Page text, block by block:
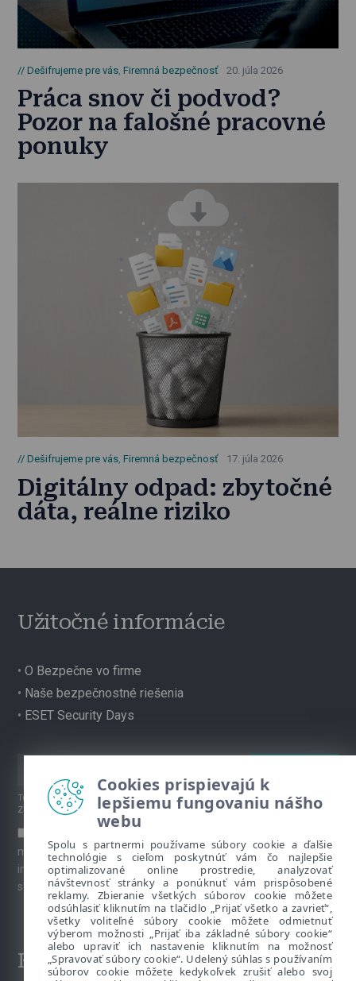
Dešifrujeme pre vás ,Firemná bezpečnosť 20. júla 2026
Práca snov či podvod?
Pozor na falošné pracovné
ponuky
Dešifrujeme pre vás,Firemná bezpečnosť 17. júla 2026
Digitálny odpad: zbytočné
dáta, reálne riziko
Užitočné informácie
•O Bezpečne vo firme
• Naše bezpečnostné riešenia
• ESET Security Days
Túto stránku chráni reCAPTCHA, platiaPravidlá ochrany súkromiaa
Zmluvné podmienkyspoločnosti Google.
marketingových materiálov prostredníctvom emailu. Viac
informácií o spracúvaní osobných údajov je k dispozícii na
stránke venovanej
Ochrane súkromia.
Kontakt
Cookies prispievajú k
lepšiemu fungovaniu nášho
webu
Spolu s partnermi používame súbory cookie a ďalšie
technológie s cieľom poskytnúť vám čo najlepšie
optimalizované online prostredie, analyzovať
návštevnosť stránky a ponúknuť vám prispôsobené
reklamy. Zbieranie všetkých súborov cookie môžete
odsúhlasiť kliknutím na tlačidlo „Prijať všetko a zavrieť“,
všetky voliteľné súbory cookie môžete odmietnuť
výberom možnosti „Prijať iba základné súbory cookie“
alebo upraviť ich nastavenie kliknutím na možnosť
„Spravovať súbory cookie“. Udelený súhlas s používaním
súborov cookie môžete kedykoľvek zrušiť alebo svoj